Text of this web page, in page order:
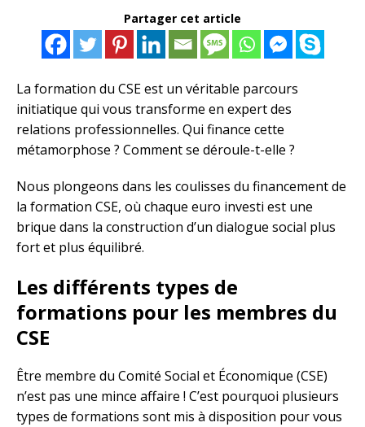
Partager cet article
La formation du CSE est un véritable parcours
initiatique qui vous transforme en expert des
relations professionnelles. Qui finance cette
métamorphose ? Comment se déroule-t-elle ?
Nous plongeons dans les coulisses du financement de
la formation CSE, où chaque euro investi est une
brique dans la construction d’un dialogue social plus
fort et plus équilibré.
Les différents types de
formations pour les membres du
CSE
Être membre du Comité Social et Économique (CSE)
n’est pas une mince affaire ! C’est pourquoi plusieurs
types de formations sont mis à disposition pour vous